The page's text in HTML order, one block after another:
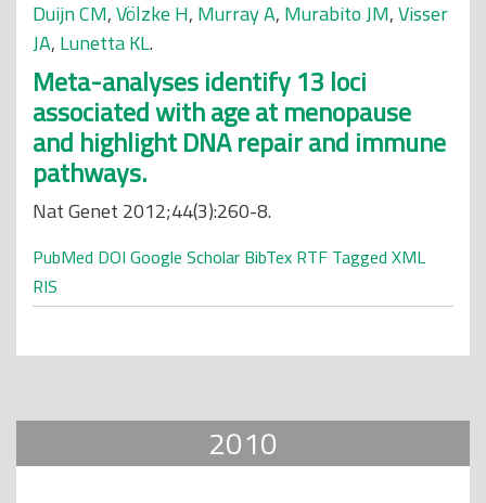
Duijn CM,Völzke H, Murray A, Murabito JM,Visser
JA, Lunetta KL.
Meta-analyses identify 13 loci
associated with age at menopause
and highlight DNA repair and immune
pathways.
Nat Genet 2012;44(3):260-8.
PubMed DOI Google Scholar BibTex RTF Tagged XML
RIS
2010